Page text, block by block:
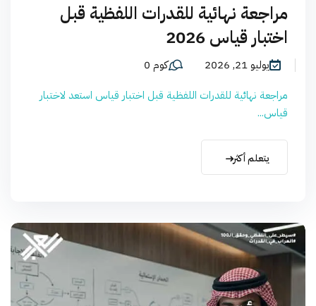
مراجعة نهائية للقدرات اللفظية قبل
اختبار قياس 2026
يوليو 21, 2026
كوم 0
مراجعة نهائية للقدرات اللفظية قبل اختبار قياس استعد لاختبار
قياس...
يتعلم أكثر